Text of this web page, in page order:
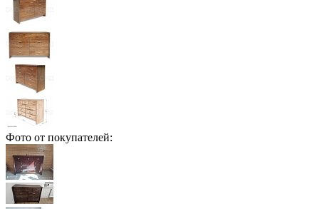
Фото от покупателей: